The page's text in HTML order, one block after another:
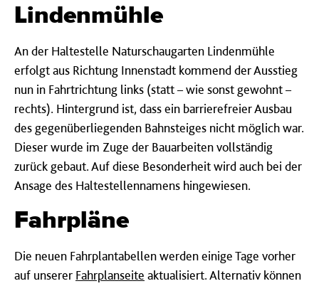
Lindenmühle
An der Haltestelle Naturschaugarten Lindenmühle
erfolgt aus Richtung Innenstadt kommend der Ausstieg
nun in Fahrtrichtung links (statt – wie sonst gewohnt –
rechts). Hintergrund ist, dass ein barrierefreier Ausbau
des gegenüberliegenden Bahnsteiges nicht möglich war.
Dieser wurde im Zuge der Bauarbeiten vollständig
zurück gebaut. Auf diese Besonderheit wird auch bei der
Ansage des Haltestellennamens hingewiesen.
Fahrpläne
Die neuen Fahrplantabellen werden einige Tage vorher
auf unserer Fahrplanseite aktualisiert. Alternativ können